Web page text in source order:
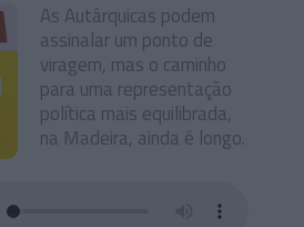
As Autárquicas podem
assinalar um ponto de
viragem, mas o caminho
para uma representação
política mais equilibrada,
na Madeira, ainda é longo.